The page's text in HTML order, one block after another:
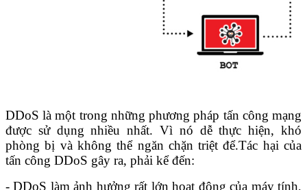
DDoS là một trong những phương pháp tấn công mạng
được sử dụng nhiều nhất. Vì nó dễ thực hiện, khó
phòng bị và không thể ngăn chặn triệt để.Tác hại của
tấn công DDoS gây ra, phải kể đến:
- DDoS làm ảnh hưởng rất lớn hoạt động của máy tính,